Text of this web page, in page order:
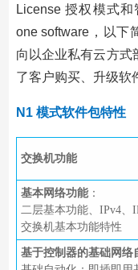
License 授权模式
one software，以下
向以企业私有云方式
了客户购买、升级软
N1 模式软件包特性
交换机功能
基本网络功能：
二层基本功能、IPv4、
交换机基本功能特性
基于控制器的基础网络